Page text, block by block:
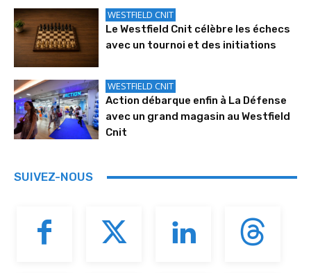
WESTFIELD CNIT
Le Westfield Cnit célèbre les échecs
avec un tournoi et des initiations
WESTFIELD CNIT
Action débarque enfin à La Défense
avec un grand magasin au Westfield
Cnit
SUIVEZ-NOUS